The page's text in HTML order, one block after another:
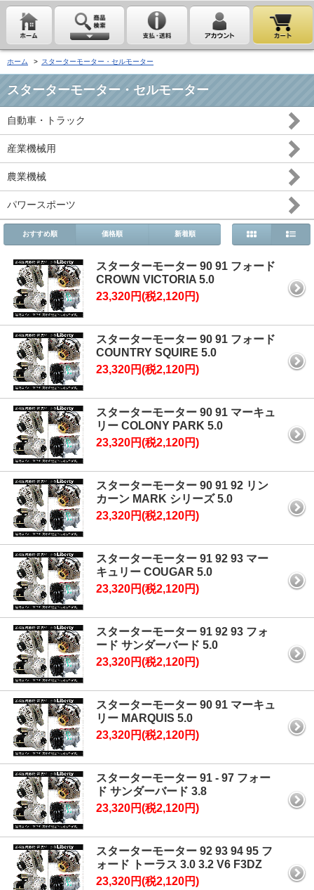
ホーム > スターターモーター・セルモーター
スターターモーター・セルモーター
自動車・トラック
産業機械用
農業機械
パワースポーツ
おすすめ順 価格順 新着順
スターターモーター 90 91 フォード
CROWN VICTORIA 5.0
23,320円(税2,120円)
スターターモーター 90 91 フォード
COUNTRY SQUIRE 5.0
23,320円(税2,120円)
スターターモーター 90 91 マーキュ
リー COLONY PARK 5.0
23,320円(税2,120円)
スターターモーター 90 91 92 リン
カーン MARK シリーズ 5.0
23,320円(税2,120円)
スターターモーター 91 92 93 マー
キュリー COUGAR 5.0
23,320円(税2,120円)
スターターモーター 91 92 93 フォ
ード サンダーバード 5.0
23,320円(税2,120円)
スターターモーター 90 91 マーキュ
リー MARQUIS 5.0
23,320円(税2,120円)
スターターモーター 91 - 97 フォー
ド サンダーバード 3.8
23,320円(税2,120円)
スターターモーター 92 93 94 95 フ
ォード トーラス 3.0 3.2 V6 F3DZ
23,320円(税2,120円)